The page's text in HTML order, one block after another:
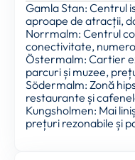
Gamla Stan: Centrul
aproape de atracții,
Norrmalm: Centrul
conectivitate,
Östermalm: Cartier
parcuri și muzee,
Södermalm: Zonă
restaurante și
Kungsholmen: Mai
prețuri rezonabile și